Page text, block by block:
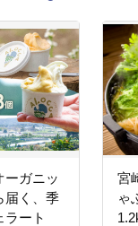
ガニッ
届く、季
ラート
宮
ゃ